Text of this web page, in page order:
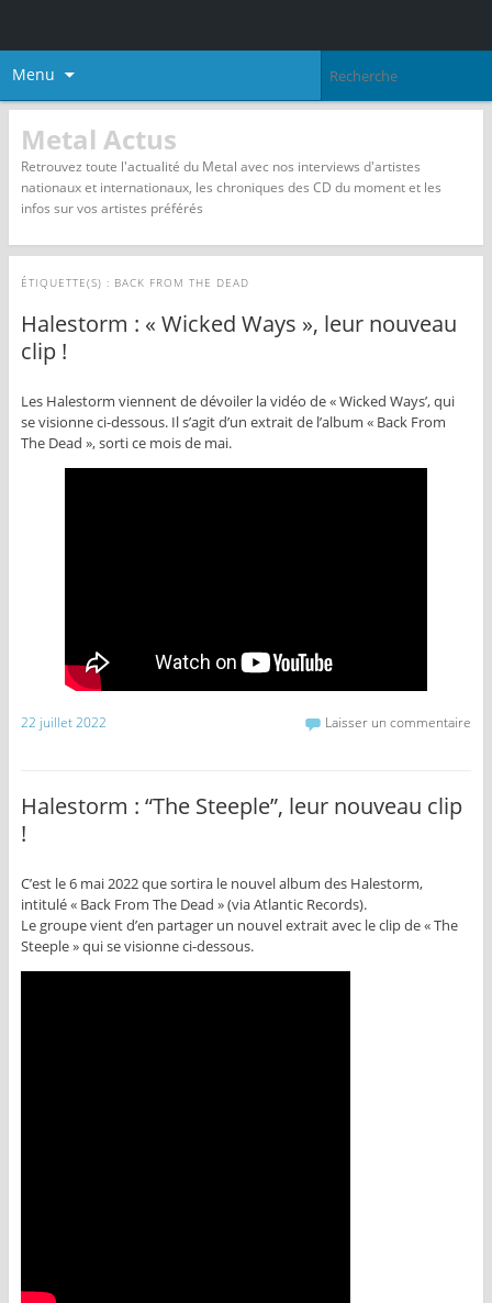
Menu
Metal Actus
Retrouvez toute l'actualité du Metal avec nos interviews d'artistes
nationaux et internationaux, les chroniques des CD du moment et les
infos sur vos artistes préférés
ÉTIQUETTE(S) : BACK FROM THE DEAD
Halestorm : « Wicked Ways », leur nouveau
clip !
Les Halestorm viennent de dévoiler la vidéo de « Wicked Ways’, qui
se visionne ci-dessous. Il s’agit d’un extrait de l’album « Back From
The Dead », sorti ce mois de mai.
22 juillet 2022 Laisser un commentaire
Halestorm : “The Steeple”, leur nouveau clip
!
C’est le 6 mai 2022 que sortira le nouvel album des Halestorm,
intitulé « Back From The Dead » (via Atlantic Records).
Le groupe vient d’en partager un nouvel extrait avec le clip de « The
Steeple » qui se visionne ci-dessous.